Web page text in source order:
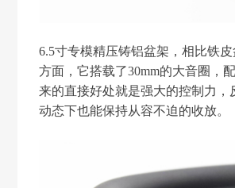
6.5寸专模精压铸铝盆架，相比铁
方面，它搭载了30mm的大音圈，
来的直接好处就是强大的控制力
动态下也能保持从容不迫的收放。